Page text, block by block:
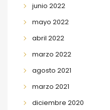
junio 2022
mayo 2022
abril 2022
marzo 2022
agosto 2021
marzo 2021
diciembre 2020